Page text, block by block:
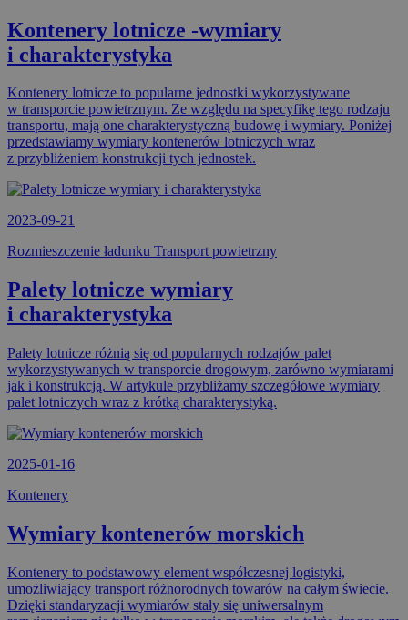
Kontenery lotnicze -wymiary
i charakterystyka
Kontenery lotnicze to popularne jednostki wykorzystywane
w transporcie powietrznym. Ze względu na specyfikę tego rodzaju
transportu, mają one charakterystyczną budowę i wymiary. Poniżej
przedstawiamy wymiary kontenerów lotniczych wraz
z przybliżeniem konstrukcji tych jednostek.
2023-09-21
Rozmieszczenie ładunku Transport powietrzny
Palety lotnicze wymiary
i charakterystyka
Palety lotnicze różnią się od popularnych rodzajów palet
wykorzystywanych w transporcie drogowym, zarówno wymiarami
jak i konstrukcją. W artykule przybliżamy szczegółowe wymiary
palet lotniczych wraz z krótką charakterystyką.
2025-01-16
Kontenery
Wymiary kontenerów morskich
Kontenery to podstawowy element współczesnej logistyki,
umożliwiający transport różnorodnych towarów na całym świecie.
Dzięki standaryzacji wymiarów stały się uniwersalnym